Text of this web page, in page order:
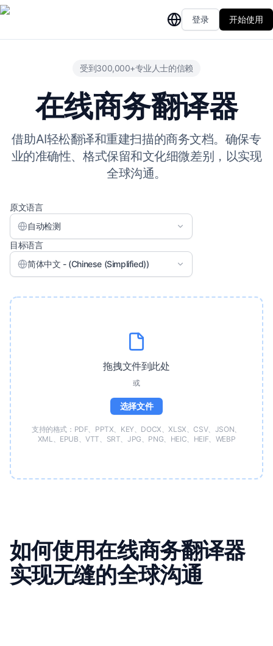
登录 开始使用
受到300,000+专业人士的信赖
在线商务翻译器
借助AI轻松翻译和重建扫描的商务文档。确保专
业的准确性、格式保留和文化细微差别，以实现
全球沟通。
原文语言
自动检测
目标语言
简体中文 - (Chinese (Simplified))
拖拽文件到此处
或
选择文件
支持的格式：PDF、PPTX、KEY、DOCX、XLSX、CSV、JSON、
XML、EPUB、VTT、SRT、JPG、PNG、HEIC、HEIF、WEBP
如何使用在线商务翻译器
实现无缝的全球沟通